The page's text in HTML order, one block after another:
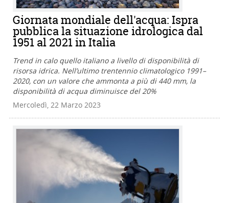
Giornata mondiale dell'acqua: Ispra
pubblica la situazione idrologica dal
1951 al 2021 in Italia
Trend in calo quello italiano a livello di disponibilità di
risorsa idrica. Nell’ultimo trentennio climatologico 1991–
2020, con un valore che ammonta a più di 440 mm, la
disponibilità di acqua diminuisce del 20%
Mercoledì, 22 Marzo 2023